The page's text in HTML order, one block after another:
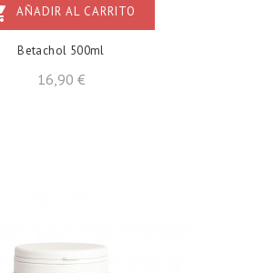
AÑADIR AL CARRITO
Betachol 500ml
16,90 €Precio